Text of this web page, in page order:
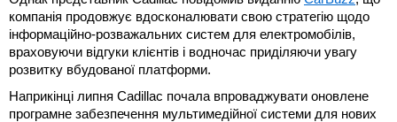
компанія продовжує вдосконалювати свою стратегію щодо
інформаційно-розважальних систем для електромобілів,
враховуючи відгуки клієнтів і водночас приділяючи увагу
розвитку вбудованої платформи.
Наприкінці липня Cadillac почала впроваджувати оновлене
програмне забезпечення мультимедійної системи для нових